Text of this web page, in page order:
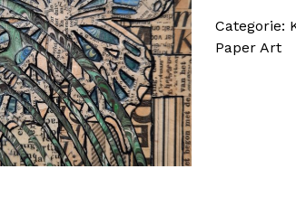
IX
aantal
Categorie:
Paper Art